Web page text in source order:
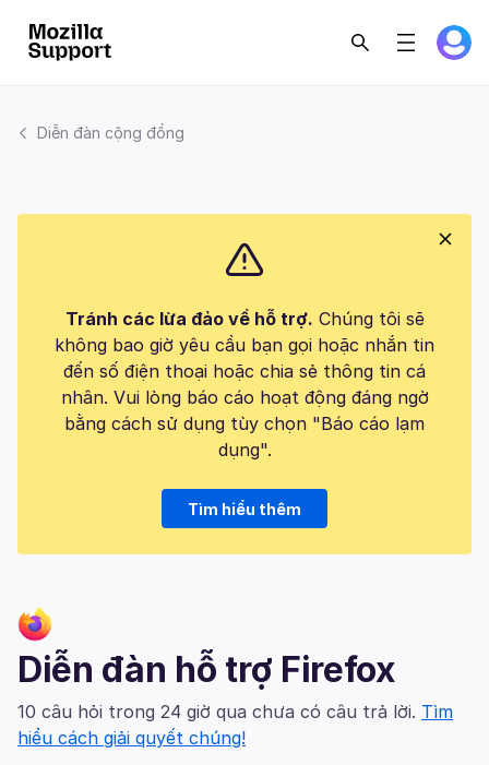
Diễn đàn cộng đồng
Tránh các lừa đảo về hỗ trợ. Chúng tôi sẽ
không bao giờ yêu cầu bạn gọi hoặc nhắn tin
đến số điện thoại hoặc chia sẻ thông tin cá
nhân. Vui lòng báo cáo hoạt động đáng ngờ
bằng cách sử dụng tùy chọn "Báo cáo lạm
dụng".
Tìm hiểu thêm
Diễn đàn hỗ trợ Firefox
10 câu hỏi trong 24 giờ qua chưa có câu trả lời. Tìm
hiểu cách giải quyết chúng!